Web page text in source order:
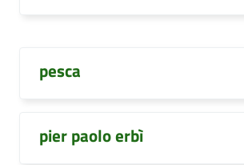
pesca
pier paolo erbì